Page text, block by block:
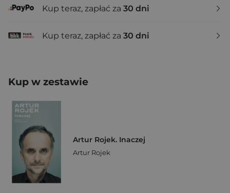
Kup teraz, zapłać za 30 dni
Kup teraz, zapłać za 30 dni
Kup w zestawie
Artur Rojek. Inaczej
Artur Rojek